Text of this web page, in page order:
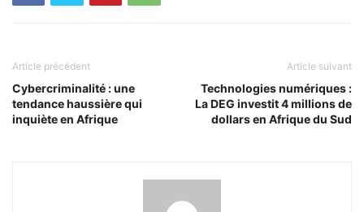
Article précédent
Cybercriminalité : une
tendance haussière qui
inquiète en Afrique
Article suivant
Technologies numériques :
La DEG investit 4 millions de
dollars en Afrique du Sud